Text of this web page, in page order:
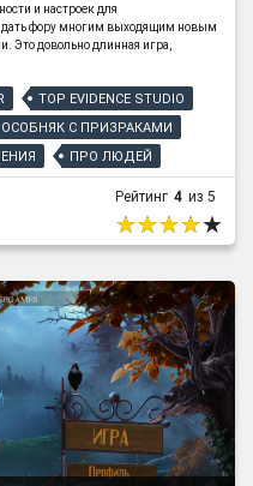
и настроек для
фору многим выходящим новым
Это довольно длинная игра,
TOP EVIDENCE STUDIO
ОСОБНЯК С ПРИЗРАКАМИ
ПРО ЛЮДЕЙ
Рейтинг 4 из 5